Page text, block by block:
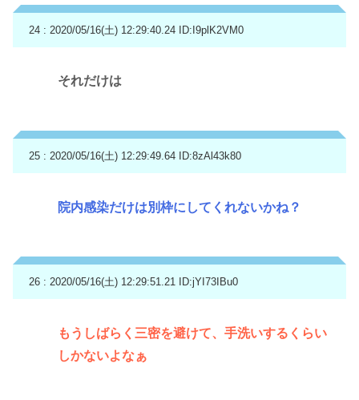
24 : 2020/05/16(土) 12:29:40.24 ID:I9plK2VM0
それだけは
25 : 2020/05/16(土) 12:29:49.64 ID:8zAl43k80
院内感染だけは別枠にしてくれないかね？
26 : 2020/05/16(土) 12:29:51.21 ID:jYI73IBu0
もうしばらく三密を避けて、手洗いするくらい
しかないよなぁ